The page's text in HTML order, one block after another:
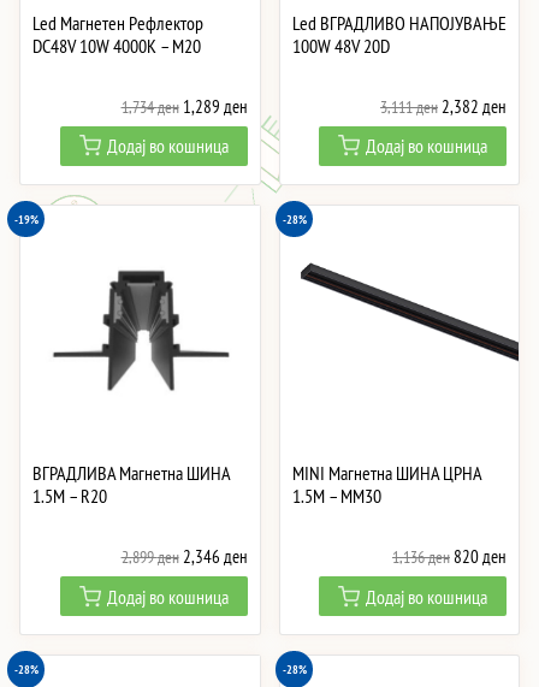
Led Магнетен Рефлектор
DC48V 10W 4000K – M20
1,734ден Original
price
was:
1,734 ден.
1,289 денCurrent
price
1,289 ден.
Додај во кошница
Led ВГРАДЛИВО НАПОЈУВАЊЕ
100W 48V 20D
3,111ден Original
price
was:
3,111 ден.
2,382 ден
price
Додај во кошница
-19%
ВГРАДЛИВА Магнетна ШИНА
1.5M – R20
2,899ден Original
price
was:
2,899 ден.
2,346 денCurrent
price
is:
2,346 ден.
Додај во кошница
-28%
MINI Магнетна ШИНА ЦРНА
1.5M – MM30
1,136ден Original
price
was:
1,136 ден.
820ден
price
is:
820
Додај во кошница
-28% -28%